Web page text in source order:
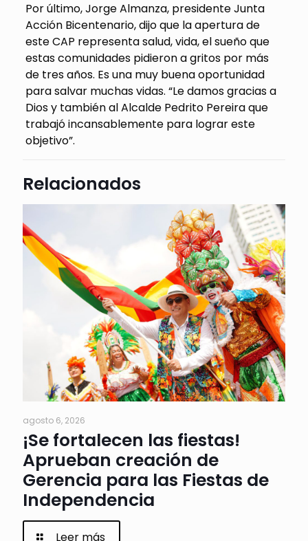
Por último, Jorge Almanza, presidente Junta
Acción Bicentenario, dijo que la apertura de
este CAP representa salud, vida, el sueño que
estas comunidades pidieron a gritos por más
de tres años. Es una muy buena oportunidad
para salvar muchas vidas. “Le damos gracias a
Dios y también al Alcalde Pedrito Pereira que
trabajó incansablemente para lograr este
objetivo”.
Relacionados
agosto 6, 2026
¡Se fortalecen las fiestas!
Aprueban creación de
Gerencia para las Fiestas de
Independencia
Leer más